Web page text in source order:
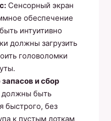
Сенсорный экран
обеспечение
интуитивно
должны загрузить
головоломки
и сбор
быть
быстрого, без
к пустым лоткам